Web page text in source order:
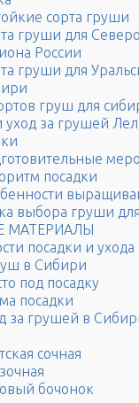
сорта груши
груши для
России
груши для
груш для
уход за грушей
посадки
выбора груши
МАТЕРИАЛЫ
посадки и
в Сибири
под посадку
посадки
за грушей в
сочная
бочонок